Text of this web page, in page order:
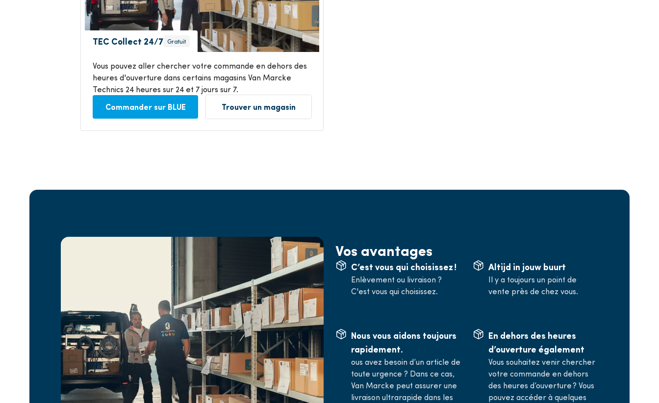
TEC Collect 24/7 Gratuit
Vous pouvez aller chercher votre commande en dehors des
heures d'ouverture dans certains magasins Van Marcke
Technics 24 heures sur 24 et 7 jours sur 7.
Commander sur BLUE Trouver un magasin
Vos avantages
C’est vous qui choisissez !
Enlèvement ou livraison ?
C'est vous qui choisissez.
Altijd in jouw buurt
Il y a toujours un point de
vente près de chez vous.
Nous vous aidons toujours
rapidement.
ous avez besoin d’un article de
toute urgence ? Dans ce cas,
Van Marcke peut assurer une
livraison ultrarapide dans les
En dehors des heures
d’ouverture également
Vous souhaitez venir chercher
votre commande en dehors
des heures d’ouverture ? Vous
pouvez accéder à quelques